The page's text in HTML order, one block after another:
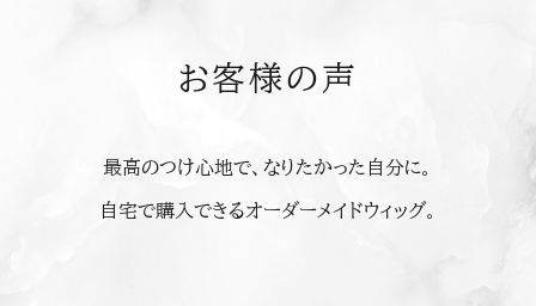
試着
無料試着 & カウンセリング
お客様の声
最高のつけ心地で、なりたかった自分に。
自宅で購入できるオーダーメイドウィッグ。